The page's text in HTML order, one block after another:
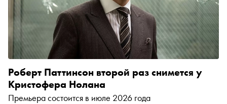
Роберт Паттинсон второй раз снимется у
Кристофера Нолана
Премьера состоится в июле 2026 года